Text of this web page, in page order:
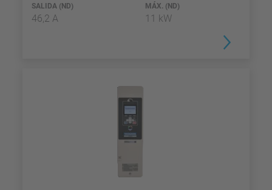
SALIDA (ND)
46,2 A
MÁX. (ND)
11 kW